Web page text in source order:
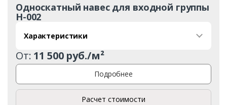
Односкатный навес для входной группы
Н-002
Характеристики
От: 11 500 руб./м²
Подробнее
Расчет стоимости